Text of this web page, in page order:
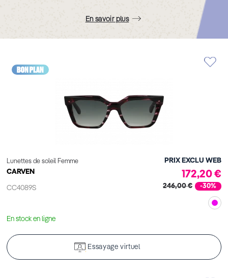
En savoir plus
Lunettes de soleil Femme
CARVEN
CC4089S
PRIX EXCLU WEB
172,20 €
246,00 € -30%
En stock en ligne
Essayage virtuel